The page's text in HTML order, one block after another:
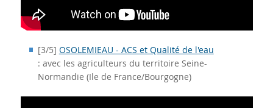
[3/5] OSOLEMIEAU - ACS et Qualité de l'eau
: avec les agriculteurs du territoire Seine-
Normandie (Ile de France/Bourgogne)